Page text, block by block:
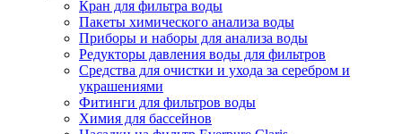
Кран для фильтра воды
Пакеты химического анализа воды
Приборы и наборы для анализа воды
Редукторы давления воды для фильтров
Средства для очистки и ухода за серебром и
украшениями
Фитинги для фильтров воды
Химия для бассейнов